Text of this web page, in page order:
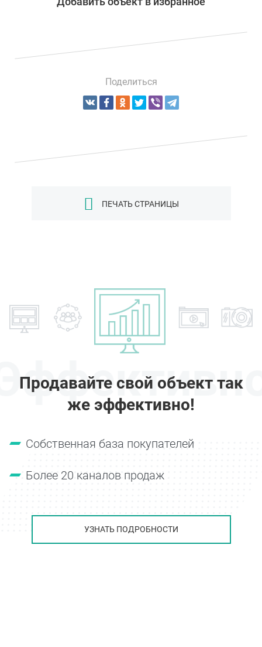
Поделиться
ПЕЧАТЬ СТРАНИЦЫ
Продавайте свой объект так
же эффективно!
Собственная база покупателей
Более 20 каналов продаж
УЗНАТЬ ПОДРОБНОСТИ